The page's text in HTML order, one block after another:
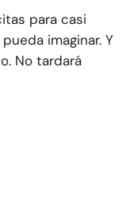
para casi
imaginar. Y
No tardará